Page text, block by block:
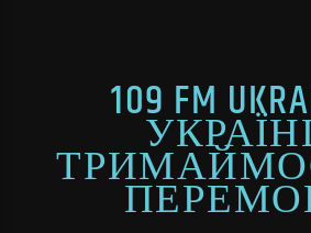
109 FM